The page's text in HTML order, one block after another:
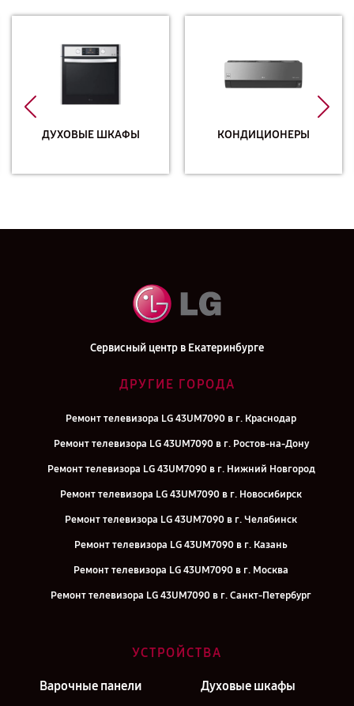
ДУХОВЫЕ ШКАФЫ КОНДИЦИОНЕРЫ
Сервисный центр в Екатеринбурге
ДРУГИЕ ГОРОДА
Ремонт телевизора LG 43UM7090 в г. Краснодар
Ремонт телевизора LG 43UM7090 в г. Ростов-на-Дону
Ремонт телевизора LG 43UM7090 в г. Нижний Новгород
Ремонт телевизора LG 43UM7090 в г. Новосибирск
Ремонт телевизора LG 43UM7090 в г. Челябинск
Ремонт телевизора LG 43UM7090 в г. Казань
Ремонт телевизора LG 43UM7090 в г. Москва
Ремонт телевизора LG 43UM7090 в г. Санкт-Петербург
УСТРОЙСТВА
Варочные панели Духовые шкафы